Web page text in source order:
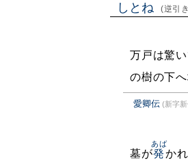
しとね (逆引
万戸は驚
の樹の下へ
愛卿伝 (新字
墓が発
あば
かれ